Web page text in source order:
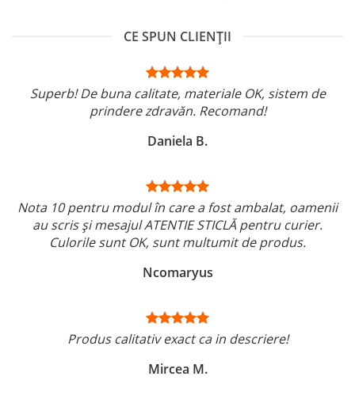
CE SPUN CLIENȚII
Superb! De buna calitate, materiale OK, sistem de
prindere zdravăn. Recomand!
Daniela B.
Nota 10 pentru modul în care a fost ambalat, oamenii
au scris și mesajul ATENTIE STICLĂ pentru curier.
Culorile sunt OK, sunt multumit de produs.
Ncomaryus
Produs calitativ exact ca in descriere!
Mircea M.